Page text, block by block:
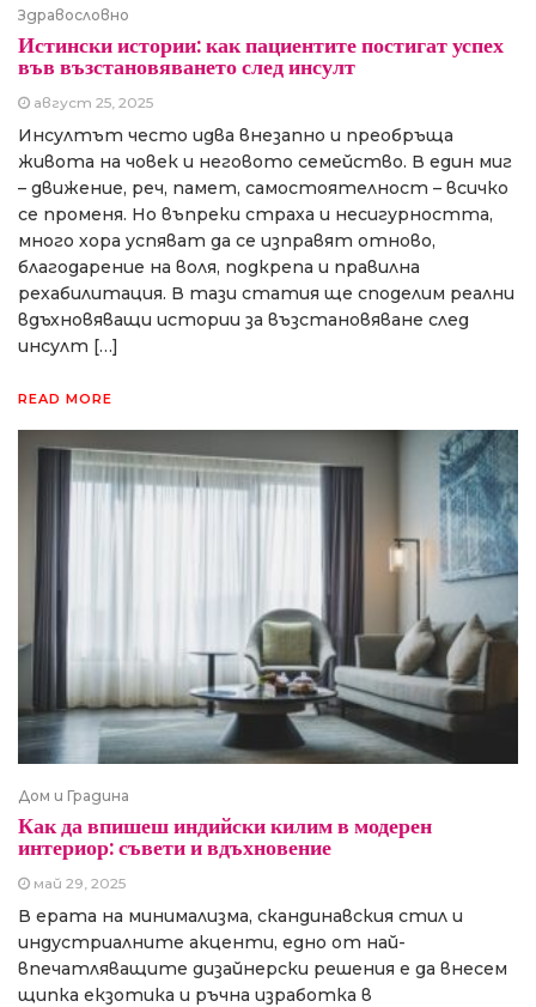
Здравословно
Истински истории: как пациентите постигат успех
във възстановяването след инсулт
август 25, 2025
Инсултът често идва внезапно и преобръща
живота на човек и неговото семейство. В един миг
– движение, реч, памет, самостоятелност – всичко
се променя. Но въпреки страха и несигурността,
много хора успяват да се изправят отново,
благодарение на воля, подкрепа и правилна
рехабилитация. В тази статия ще споделим реални
вдъхновяващи истории за възстановяване след
инсулт […]
READ MORE
Дом и Градина
Как да впишеш индийски килим в модерен
интериор: съвети и вдъхновение
май 29, 2025
В ерата на минимализма, скандинавския стил и
индустриалните акценти, едно от най-
впечатляващите дизайнерски решения е да внесем
щипка екзотика и ръчна изработка в